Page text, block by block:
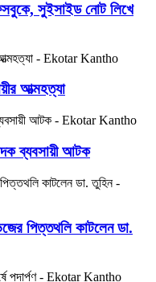
সুইসাইড নোট লিখে
আত্মহত্যা
ব্যবসায়ী আটক
পিত্তথলি কাটলেন ডা.